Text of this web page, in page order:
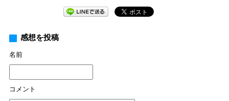
感想を投稿
名前
コメント